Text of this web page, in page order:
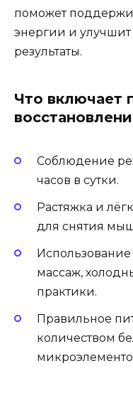
поможет
энергии и
результаты.
Что включает
Соблюдение
часов в сутки.
Растяжка и
для снятия
массаж,
практики.
Правильное
количеством